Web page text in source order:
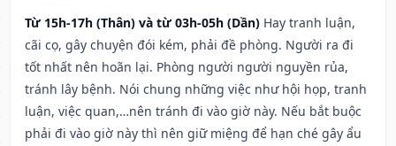
Từ 15h-17h (Thân) và từ 03h-05h (Dần) Hay tranh luận,
cãi cọ, gây chuyện đói kém, phải đề phòng. Người ra đi
tốt nhất nên hoãn lại. Phòng người người nguyền rủa,
tránh lây bệnh. Nói chung những việc như hội họp, tranh
luận, việc quan,…nên tránh đi vào giờ này. Nếu bắt buộc
phải đi vào giờ này thì nên giữ miệng để hạn ché gây ẩu